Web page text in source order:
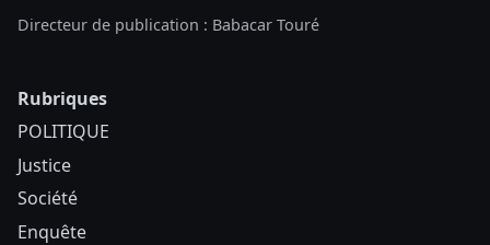
Directeur de publication : Babacar Touré
Rubriques
POLITIQUE
Justice
Société
Enquête